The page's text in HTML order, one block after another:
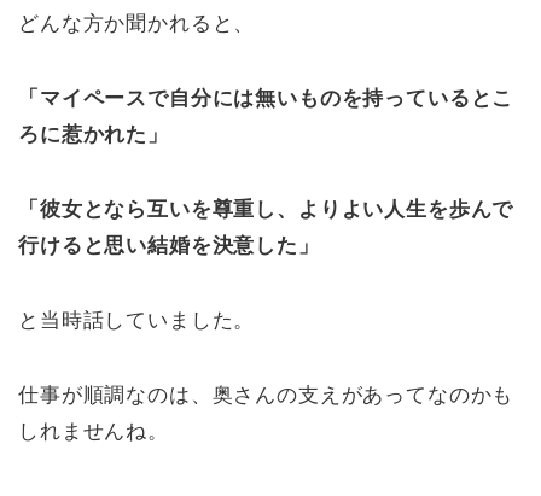
どんな方か聞かれると、
「マイペースで自分には無いものを持っているとこ
ろに惹かれた」
「彼女となら互いを尊重し、よりよい人生を歩んで
行けると思い結婚を決意した」
と当時話していました。
仕事が順調なのは、奥さんの支えがあってなのかも
しれませんね。